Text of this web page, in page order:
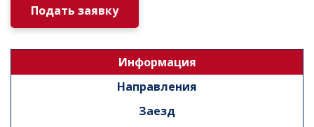
Подать заявку
Информация
Направления
Заезд